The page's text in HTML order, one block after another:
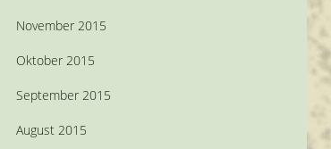
November 2015
Oktober 2015
September 2015
August 2015